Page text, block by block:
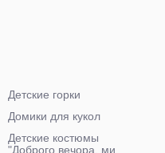
Детские горки
Домики для кукол
Детские костюмы
"Доброго вечора, ми